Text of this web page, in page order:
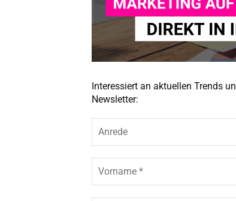
Interessiert an aktuellen Trends
Newsletter: